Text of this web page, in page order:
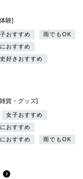
験]
おすすめ
雨でもOK
おすすめ
好きおすすめ
貨・グッズ]
女子おすすめ
おすすめ
おすすめ
雨でもOK